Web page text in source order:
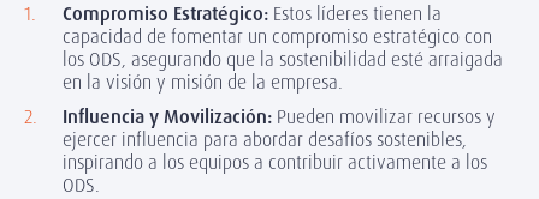
Compromiso Estratégico: Estos líderes tienen la
capacidad de fomentar un compromiso estratégico con
los ODS, asegurando que la sostenibilidad esté arraigada
en la visión y misión de la empresa.
Influencia y Movilización: Pueden movilizar recursos y
ejercer influencia para abordar desafíos sostenibles,
inspirando a los equipos a contribuir activamente a los
ODS.